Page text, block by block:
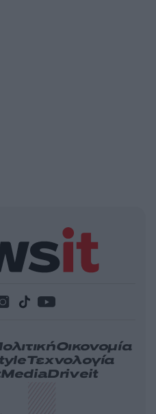
Οικονομία
Τεχνολογία
MediaDriveit